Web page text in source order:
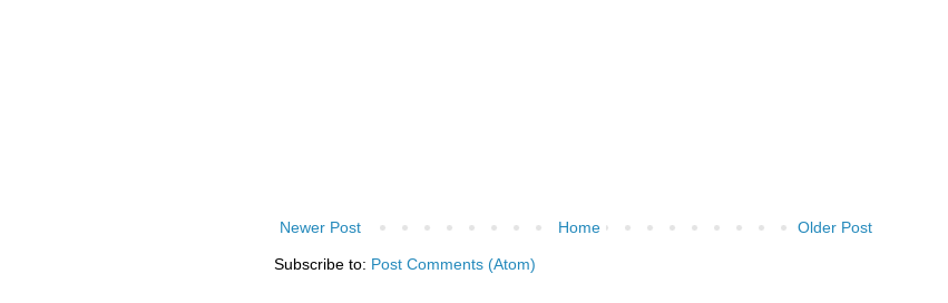
Newer Post Older Post
Home
Subscribe to: Post Comments (Atom)